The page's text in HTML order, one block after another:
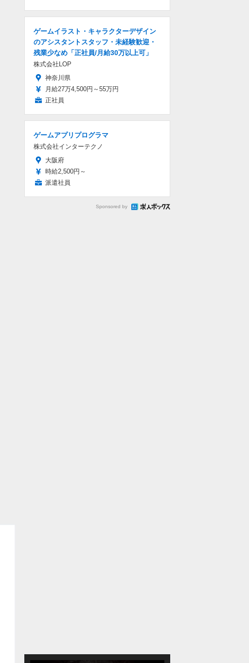
ゲームイラスト・キャラクターデザイン
のアシスタントスタッフ・未経験歓迎・
残業少なめ「正社員/月給30万以上可」
株式会社LOP
神奈川県
月給27万4,500円～55万円
正社員
ゲームアプリプログラマ
株式会社インターテクノ
大阪府
時給2,500円～
派遣社員
Sponsored by